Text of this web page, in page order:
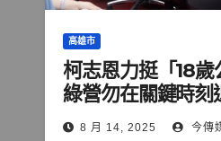
高雄市
柯志恩力挺「18
綠營勿在關鍵時刻
8 月 14, 2025 今傳